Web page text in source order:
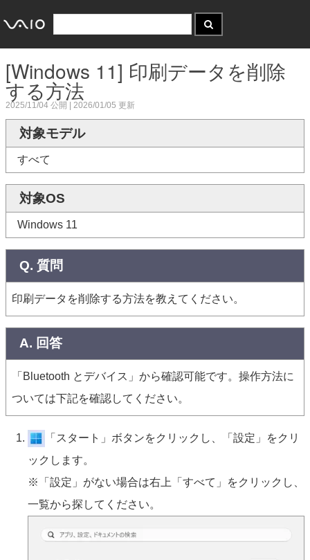
[Windows 11] 印刷データを削除
する方法
2025/11/04 公開 | 2026/01/05 更新
対象モデル
すべて
対象OS
Windows 11
Q. 質問
印刷データを削除する方法を教えてください。
A. 回答
「Bluetooth とデバイス」から確認可能です。操作方法に
ついては下記を確認してください。
「スタート」ボタンをクリックし、「設定」をクリ
ックします。
※「設定」がない場合は右上「すべて」をクリックし、
一覧から探してください。